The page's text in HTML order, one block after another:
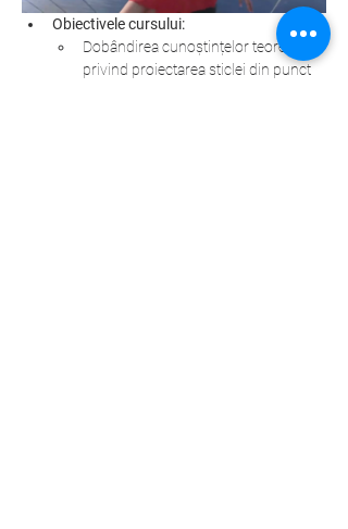
Obiectivele cursului:
Dobândirea cunoștințelor teoretice
privind proiectarea sticlei din punct